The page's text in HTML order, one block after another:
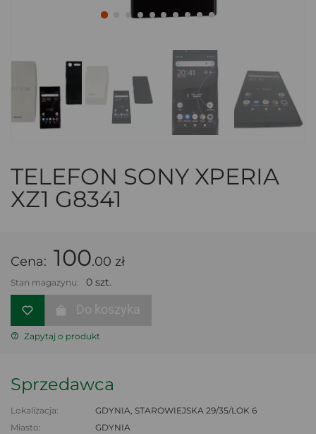
TELEFON SONY XPERIA
XZ1 G8341
Cena: 100.00 zł
Stan magazynu: 0 szt.
Do koszyka
Zapytaj o produkt
Sprzedawca
Lokalizacja:
GDYNIA, STAROWIEJSKA 29/35/LOK 6
Miasto:
GDYNIA